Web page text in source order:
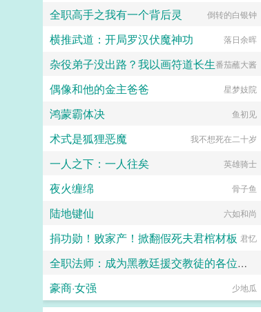
璟，我难受。帮帮我1始终1v12超听
话小狗攻amp主人级别涩涩的诱受3
女a无挂件2023725文案已截图备
份。...
避开这次死亡。子央当然愿意啊！觉
皇夸自己一句没难度，有嘴就能办。
好办，因为李世民版本的扶苏简直是
王子公主都是草，只有太子才是宝！
在抢救，急需始皇帝夸我一句啊！子
了。子央李二凤我和你拼了！...
可是药老怎么办？兄弟们，走！进黑
的！要不要顺道去迦南学院看一看萧
以是萧炎！杨善萧炎？谁愿意当谁
你抢什么三千焱炎火？杨善左手三千
拿来玩载的！桀桀桀...
全职高手之我有一个背后灵 倒转的白银钟
横推武道：开局罗汉伏魔神功 落日余晖
杂役弟子没出路？我以画符道长生番茄蘸大酱
偶像和他的金主爸爸 星梦妓院
鸿蒙霸体决 鱼初见
术式是狐狸恶魔 我不想死在二十岁
一人之下：一人往矣 英雄骑士
夜火缠绵 骨子鱼
陆地键仙 六如和尚
捐功勋！败家产！掀翻假死夫君棺材板 君忆
全职法师：成为黑教廷援交教徒的各位婊子
小磊子
豪商·女强 少地瓜